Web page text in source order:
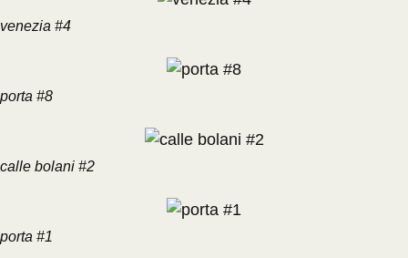
venezia #4
porta #8
calle bolani #2
porta #1